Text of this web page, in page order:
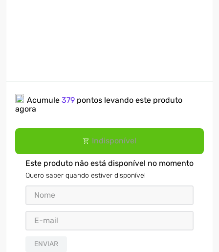
Acumule 379 pontos levando este produto
agora
Indisponível
Este produto não está disponível no momento
Quero saber quando estiver disponível
ENVIAR